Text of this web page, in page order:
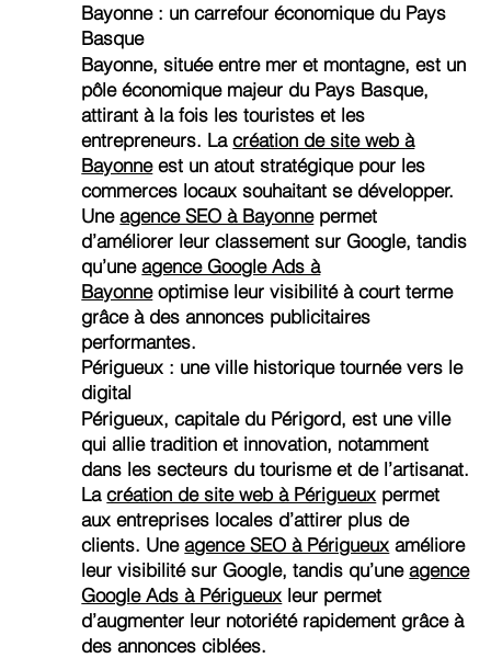
Bayonne : un carrefour économique du Pays
Basque
Bayonne, située entre mer et montagne, est un
pôle économique majeur du Pays Basque,
attirant à la fois les touristes et les
entrepreneurs. Lacréation de site web à
Bayonneest un atout stratégique pour les
commerces locaux souhaitant se développer.
Uneagence SEO à Bayonnepermet
d’améliorer leur classement sur Google, tandis
qu’uneagence Google Ads à
Bayonneoptimise leur visibilité à court terme
grâce à des annonces publicitaires
performantes.
Périgueux : une ville historique tournée vers le
digital
Périgueux, capitale du Périgord, est une ville
qui allie tradition et innovation, notamment
dans les secteurs du tourisme et de l’artisanat.
Lacréation de site web à Périgueux permet
aux entreprises locales d’attirer plus de
clients. Uneagence SEO à Périgueux améliore
leur visibilité sur Google, tandis qu’uneagence
Google Ads à Périgueux leur permet
d’augmenter leur notoriété rapidement grâce à
des annonces ciblées.